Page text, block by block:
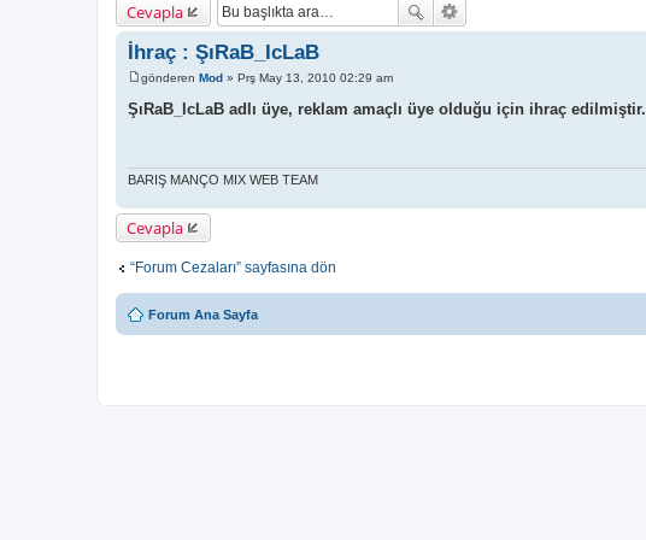
Cevapla
İhraç : ŞıRaB_IcLaB
M
e
s
gönderen Mod » Prş May 13, 2010 02:29 am
ŞıRaB_IcLaB adlı üye, reklam amaçlı üye olduğu için ihraç edilmiştir.
BARIŞ MANÇO MIX WEB TEAM
Cevapla
“Forum Cezaları” sayfasına dön
Forum Ana Sayfa